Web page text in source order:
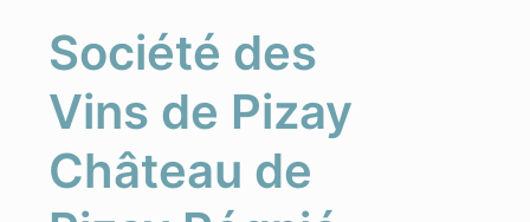
Société des
Vins de Pizay
Château de